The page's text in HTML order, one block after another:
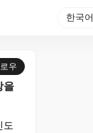
한국어
우
을
도